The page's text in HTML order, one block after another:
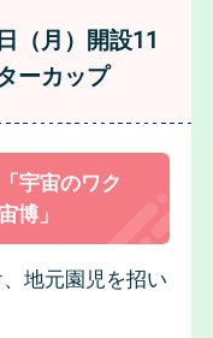
（月）開設11
ーカップ
宇宙のワク
博」
地元園児を招い